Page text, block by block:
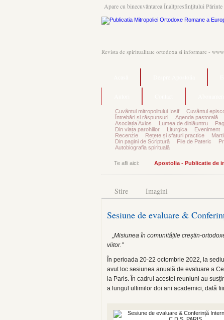
Apare cu binecuvântarea Înaltpresfinţitului
Revista de spiritualitate ortodoxa si informare -
Cuvântul mitropolitului Iosif Cuvântul
Întrebări și răspunsuri
Agenda pastorală
Asociația Axios
Lumea de dinlăuntru
Din viața parohiilor
Liturgica Eveniment
Recenzie
Rețete și sfaturi practice
Din pagini de Scriptură
File de Pateric
Autobiografia spirituală
Te afli aici: Apostolia - Publicatie de
Stire Imagini
Sesiune de evaluare &
„Misiunea în comunitățile creștin-
viitor.”
În perioada 20-22 octombrie 2022, la
avut loc sesiunea anuală de evaluare a
la Paris. În cadrul acestei reuniuni au
a lungul ultimilor doi ani academici, dată